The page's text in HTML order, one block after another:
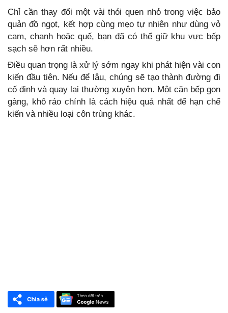
Chỉ cần thay đổi một vài thói quen nhỏ trong việc bảo
quản đồ ngọt, kết hợp cùng mẹo tự nhiên như dùng vỏ
cam, chanh hoặc quế, bạn đã có thể giữ khu vực bếp
sạch sẽ hơn rất nhiều.
Điều quan trọng là xử lý sớm ngay khi phát hiện vài con
kiến đầu tiên. Nếu để lâu, chúng sẽ tạo thành đường đi
cố định và quay lại thường xuyên hơn. Một căn bếp gọn
gàng, khô ráo chính là cách hiệu quả nhất để hạn chế
kiến và nhiều loại côn trùng khác.